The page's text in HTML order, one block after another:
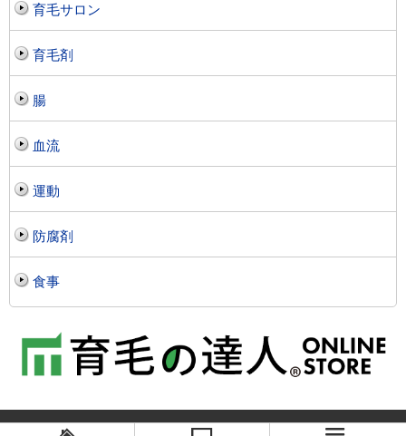
育毛サロン
育毛剤
腸
血流
運動
防腐剤
食事